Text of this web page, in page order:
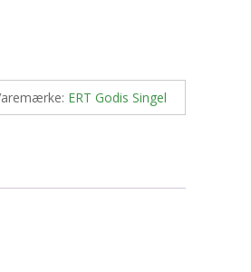
ERT Godis Singel